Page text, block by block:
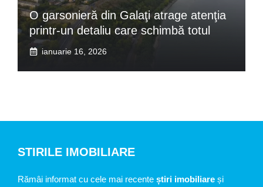
O garsonieră din Galaţi atrage atenţia
printr-un detaliu care schimbă totul
ianuarie 16, 2026
STIRILE IMOBILIARE
Rămâi informat cu cele mai recente știri imobiliare și